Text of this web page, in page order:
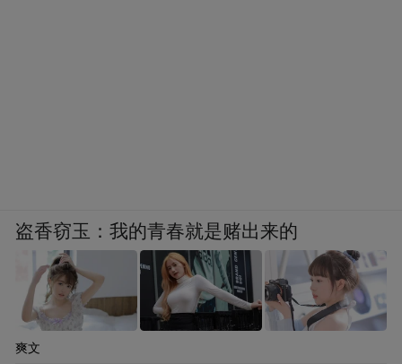
盗香窃玉：我的青春就是赌出来的
爽文